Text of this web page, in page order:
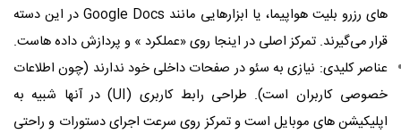
های رزرو بلیت هواپیما، یا ابزارهایی مانند Google Docs در این دسته
قرار می‌گیرند. تمرکز اصلی در اینجا روی «عملکرد » و پردازش داده‌ هاست.
عناصر کلیدی: نیازی به سئو در صفحات داخلی خود ندارند (چون اطلاعات
خصوصی کاربران است). طراحی رابط کاربری (UI) در آنها شبیه به
اپلیکیشن ‌های موبایل است و تمرکز روی سرعت اجرای دستورات و راحتی